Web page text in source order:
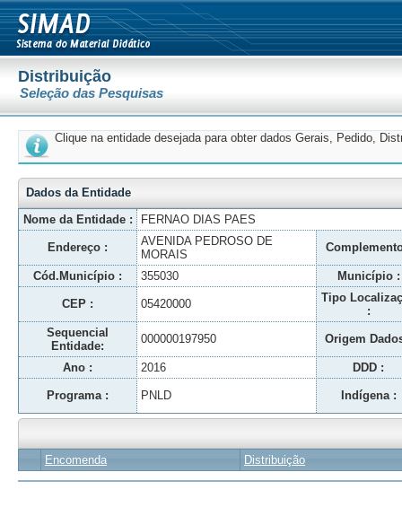
Distribuição
Seleção das Pesquisas
Clique na entidade desejada para obter dados Gerais, Pedido,
Dados da Entidade
Nome da Entidade :
FERNAO DIAS PAES
Endereço :
AVENIDA PEDROSO DE
MORAIS
Cód.Município : 355030 Município :
CEP : 05420000
Tipo
:
Sequencial
Entidade:
000000197950 Origem
Ano : 2016 DDD :
Programa : PNLD Indígena :
Encomenda Distribuição